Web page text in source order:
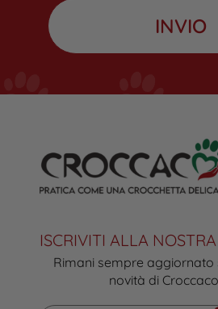
ISCRIVITI ALLA
Rimani sempre aggiornato
novità di